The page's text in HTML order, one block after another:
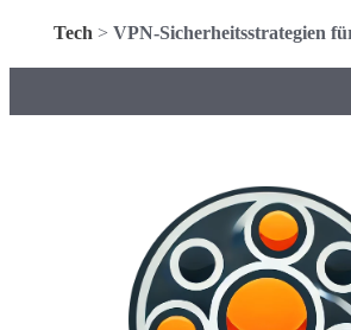
Tech > VPN-Sicherheitsstrategien